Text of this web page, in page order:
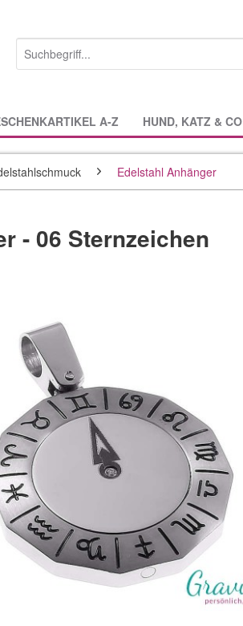
A-Z HUND, KATZ & CO
Edelstahl Anhänger
- 06 Sternzeichen